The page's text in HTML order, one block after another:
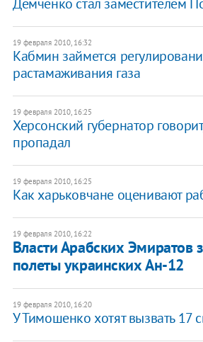
19 февраля 2010, 16:32
Кабмин займется
растамаживания газа
19 февраля 2010, 16:25
Херсонский губернатор
пропадал
19 февраля 2010, 16:25
Как харьковчане оценивают
19 февраля 2010, 16:22
Власти Арабских Эмиратов
полеты украинских Ан-12
19 февраля 2010, 16:20
У Тимошенко хотят вызвать 17